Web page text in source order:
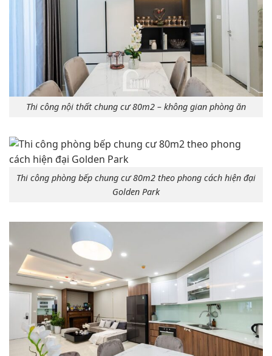
Thi công nội thất chung cư 80m2 – không gian phòng ăn
Thi công phòng bếp chung cư 80m2 theo phong cách hiện đại
Golden Park